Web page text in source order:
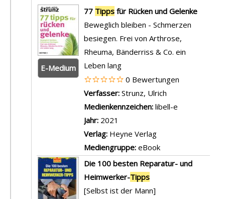
Suchergebnis
E-Medium
77 Tipps für Rücken und Gelenke
Beweglich bleiben - Schmerzen
besiegen. Frei von Arthrose,
Rheuma, Bänderriss & Co. ein
Leben lang
0 Bewertungen
Verfasser: Strunz, Ulrich
Medienkennzeichen: libell-e
Jahr: 2021
Verlag: Heyne Verlag
Mediengruppe: eBook
Die 100 besten Reparatur- und
Heimwerker-Tipps
[Selbst ist der Mann]